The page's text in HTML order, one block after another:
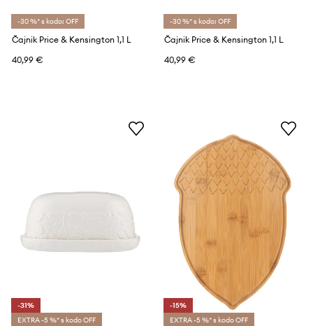
-30 %* s kodo: OFF
Čajnik Price & Kensington 1,1 L
40,99 €
-30 %* s kodo: OFF
Čajnik Price & Kensington 1,1 L
40,99 €
-31%
EXTRA -5 %* s kodo OFF
-15%
EXTRA -5 %* s kodo OFF